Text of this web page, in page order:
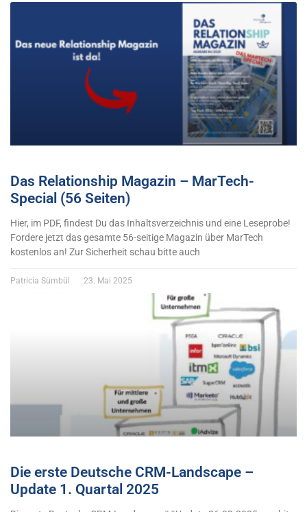
Das Relationship Magazin – MarTech-
Special (56 Seiten)
Hier, im PDF, findest Du das Inhaltsverzeichnis und eine Leseprobe!
Fordere jetzt das gesamte 56-seitige Magazin über MarTech
kostenlos an! Zur Sicherheit schau bitte auch
Patricia Sümbül 23. Mai 2025
Die erste Deutsche CRM-Landscape –
Update 1. Quartal 2025